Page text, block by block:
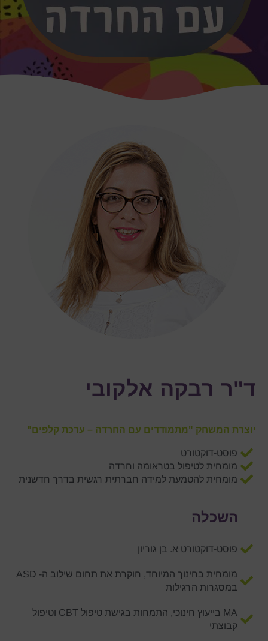
ד"ר רבקה אלקובי
יוצרת המשחק "מתמודדים עם החרדה – ערכת קלפים"
פוסט-דוקטורט
מומחית לטיפול בטראומה וחרדה
מומחית להטמעת למידה חברתית רגשית בדרך חדשנית
השכלה
פוסט-דוקטורט א. בן גוריון
מומחית בחינוך המיוחד, חוקרת את תחום שילוב ה- ASD
במסגרות הרגילות
MA בייעוץ חינוכי, התמחות בגישת טיפול CBT וטיפול
קבוצתי